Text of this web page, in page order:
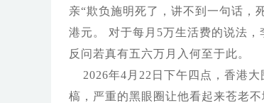
亲“欺负施明死了，讲不到一句话，
港元。 对于每月5万生活费的说法
反问若真有五六万月入何至于此。
2026年4月22日下午四点，香港
槁，严重的黑眼圈让他看起来苍老